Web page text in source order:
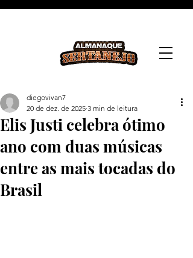
Elis Justi celebra ótimo
ano com duas músicas
entre as mais tocadas do
Brasil
diegovivan7
20 de dez. de 2025 3 min de leitura